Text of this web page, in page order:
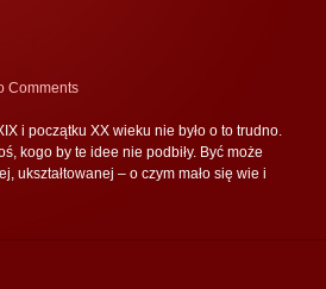
Comments
i początku XX wieku nie było o to trudno.
kogo by te idee nie podbiły. Być może
ukształtowanej – o czym mało się wie i